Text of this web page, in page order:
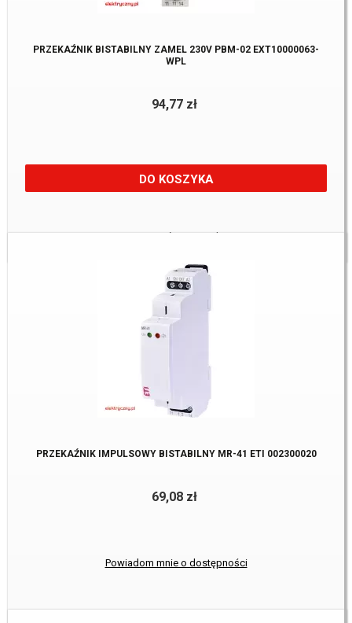
PRZEKAŹNIK BISTABILNY ZAMEL 230V PBM-02 EXT10000063-
WPL
94,77 zł
DO KOSZYKA
Towar:Na zamówienie u dostawcy
PRZEKAŹNIK IMPULSOWY BISTABILNY MR-41 ETI 002300020
69,08 zł
Powiadom mnie o dostępności
Dostępne:0 Szt.